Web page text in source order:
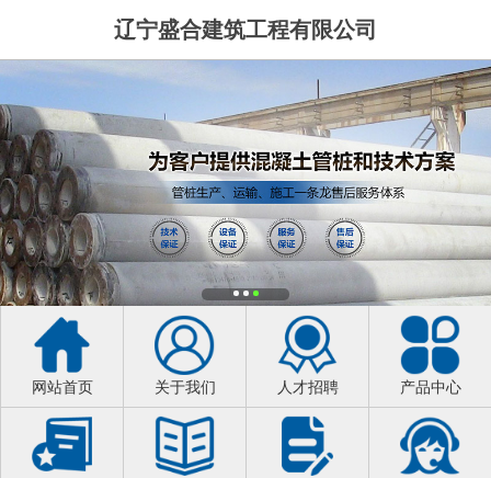
辽宁盛合建筑工程有限公司
网站首页 关于我们 人才招聘 产品中心